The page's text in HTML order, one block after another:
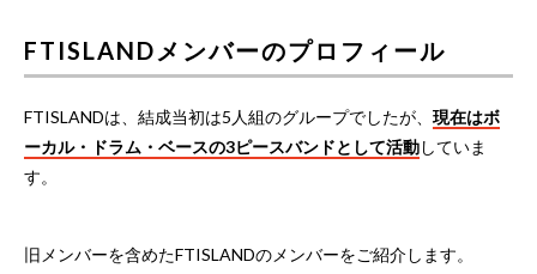
FTISLANDメンバーのプロフィール
FTISLANDは、結成当初は5人組のグループでしたが、 現在はボ
ーカル・ドラム・ベースの3ピースバンドとして活動していま
す。
旧メンバーを含めたFTISLANDのメンバーをご紹介します。